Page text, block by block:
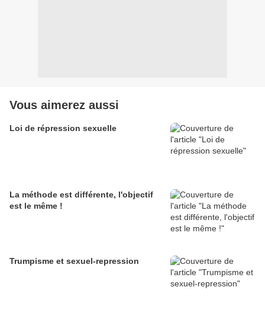
Vous aimerez aussi
Loi de répression sexuelle
La méthode est différente, l'objectif
est le même !
Trumpisme et sexuel-repression